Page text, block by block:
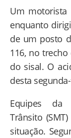
Um
enquanto
de um posto
116, no
do sisal. O
desta
Equipes da
Trânsito
situação.